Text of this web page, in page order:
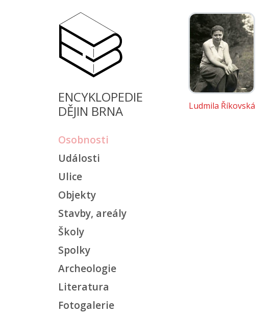
ENCYKLOPEDIE
DĚJIN BRNA
Osobnosti
Události
Ulice
Objekty
Stavby, areály
Školy
Spolky
Archeologie
Literatura
Fotogalerie
Ludmila Říkovská